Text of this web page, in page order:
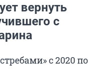
вернуть
с
с 2020 по